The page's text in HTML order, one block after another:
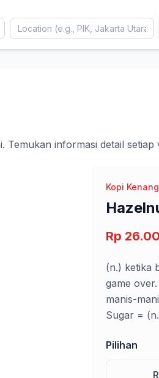
Temukan informasi detail
Kopi
Rp
(n.) ketika
game
manis-
Sugar =
Pilihan